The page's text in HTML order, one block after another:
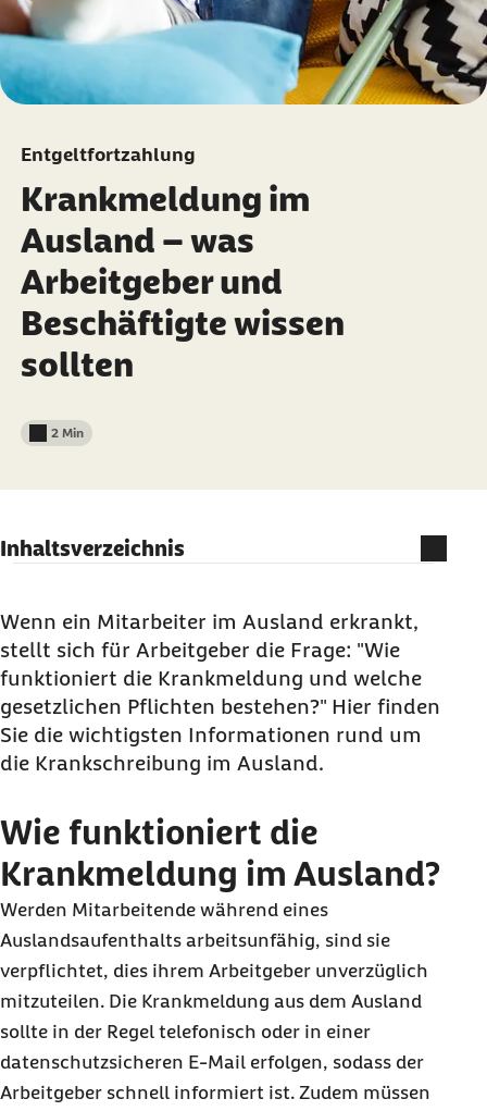
Entgeltfortzahlung
Krankmeldung im
Ausland – was
Arbeitgeber und
Beschäftigte wissen
sollten
Lesedauer weniger als
2 Min
Inhaltsverzeichnis
Wie werden Sie als Arbeitgeber informiert?
Was geschieht bei einer Krankschreibung im
Urlaub?
Gibt es Sonderregelungen je nach
Urlaubsregion oder -land?
Was ist, wenn die Arbeitsunfähigkeit länger
dauert?
Wenn ein Mitarbeiter im Ausland erkrankt,
stellt sich für Arbeitgeber die Frage: "Wie
funktioniert die Krankmeldung und welche
gesetzlichen Pflichten bestehen?" Hier finden
Sie die wichtigsten Informationen rund um
die Krankschreibung im Ausland.
Wie funktioniert die
Krankmeldung im Ausland?
Werden Mitarbeitende während eines
Auslandsaufenthalts arbeitsunfähig, sind sie
verpflichtet, dies ihrem Arbeitgeber unverzüglich
mitzuteilen. Die Krankmeldung aus dem Ausland
sollte in der Regel telefonisch oder in einer
datenschutzsicheren E-Mail erfolgen, sodass der
Arbeitgeber schnell informiert ist. Zudem müssen